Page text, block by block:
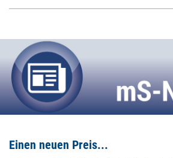
Einen neuen Preis...